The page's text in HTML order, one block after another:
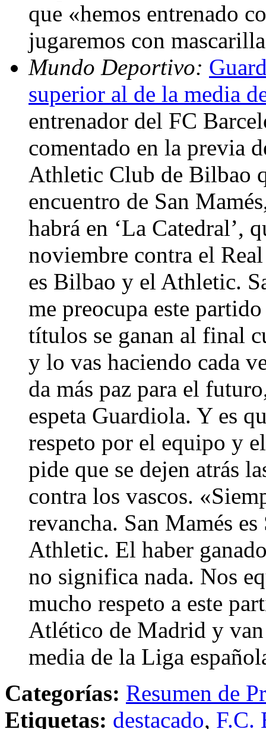
que «hemos entrenado
jugaremos con
Mundo Deportivo:
superior al de la media
entrenador del FC
comentado en la previa
Athletic Club de Bilbao
encuentro de San
habrá en ‘La Catedral’,
noviembre contra el
es Bilbao y el Athletic.
me preocupa este
títulos se ganan al final
y lo vas haciendo cada
da más paz para el
espeta Guardiola. Y es
respeto por el equipo y
pide que se dejen atrás
contra los vascos.
revancha. San Mamés
Athletic. El haber
no significa nada. Nos
mucho respeto a este
Atlético de Madrid y
media de la Liga
Categorías: Resumen de
Etiquetas: destacado, F.C.